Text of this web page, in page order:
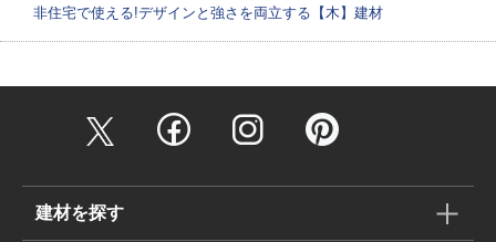
非住宅で使える!デザインと強さを両立する【木】建材
建材を探す